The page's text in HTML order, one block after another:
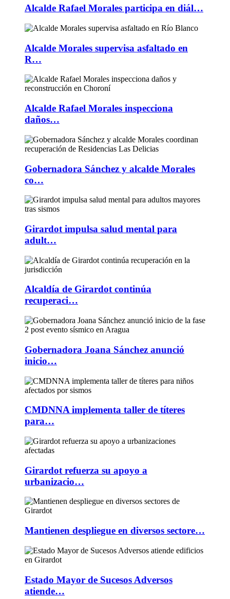
Alcalde Rafael Morales participa en diál…
Alcalde Morales supervisa asfaltado en
R…
Alcalde Rafael Morales inspecciona
daños…
Gobernadora Sánchez y alcalde Morales
co…
Girardot impulsa salud mental para
adult…
Alcaldía de Girardot continúa
recuperaci…
Gobernadora Joana Sánchez anunció
inicio…
CMDNNA implementa taller de títeres
para…
Girardot refuerza su apoyo a
urbanizacio…
Mantienen despliegue en diversos sectore…
Estado Mayor de Sucesos Adversos
atiende…